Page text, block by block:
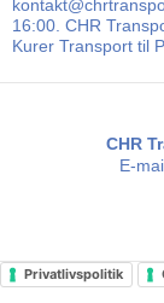
16:00. CHR
Kurer Transport til
CHR
E-
Privatlivspolitik